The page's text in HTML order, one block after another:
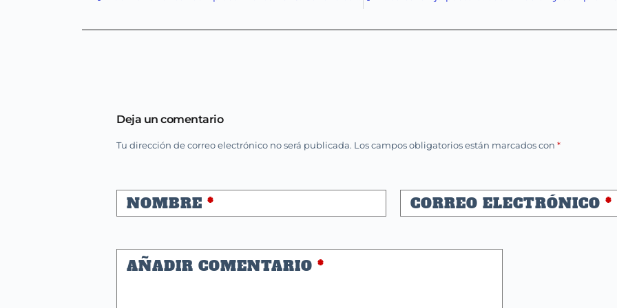
Deja un comentario
Tu dirección de correo electrónico no será publicada. Los campos obligatorios están marcados con*
NOMBRE * CORREO ELECTRÓNICO *
AÑADIR COMENTARIO *